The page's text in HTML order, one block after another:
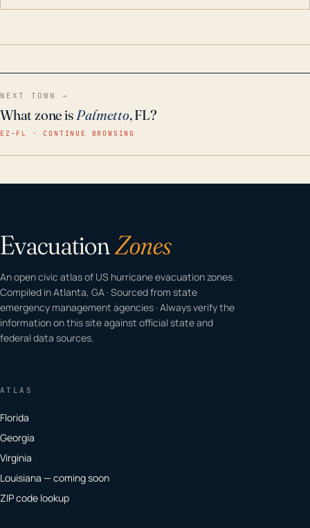
en situaciones de emergencia.
NEXT TOWN →
What zone isPalmetto, FL?
EZ–FL · CONTINUE BROWSING
EvacuationZones
An open civic atlas of US hurricane evacuation zones.
Compiled in Atlanta, GA · Sourced from state
emergency management agencies · Always verify the
information on this site against official state and
federal data sources.
ATLAS
Florida
Georgia
Virginia
Louisiana — coming soon
ZIP code lookup